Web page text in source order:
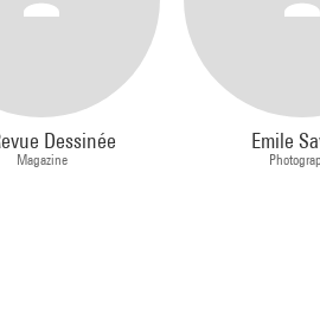
Dessinée
Magazine
Emile